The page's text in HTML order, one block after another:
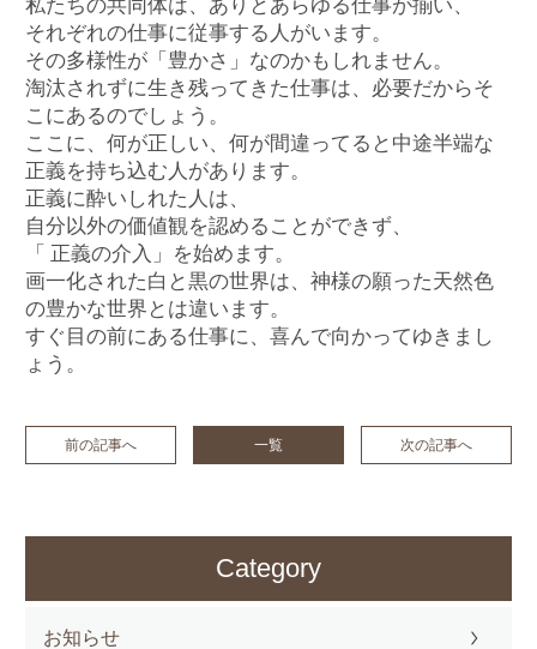
私たちの共同体は、ありとあらゆる仕事が揃い、
それぞれの仕事に従事する人がいます。
その多様性が「豊かさ」なのかもしれません。
淘汰されずに生き残ってきた仕事は、必要だからそ
こにあるのでしょう。
ここに、何が正しい、何が間違ってると中途半端な
正義を持ち込む人があります。
正義に酔いしれた人は、
自分以外の価値観を認めることができず、
「 正義の介入」を始めます。
画一化された白と黒の世界は、神様の願った天然色
の豊かな世界とは違います。
すぐ目の前にある仕事に、喜んで向かってゆきまし
ょう。
前の記事へ 一覧 次の記事へ
Category
お知らせ